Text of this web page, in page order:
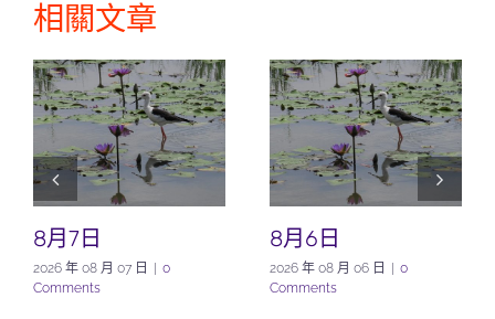
相關文章
8月7日
2026 年 08 月 07 日 | 0
Comments
8月6日
2026 年 08 月 06 日 | 0
Comments